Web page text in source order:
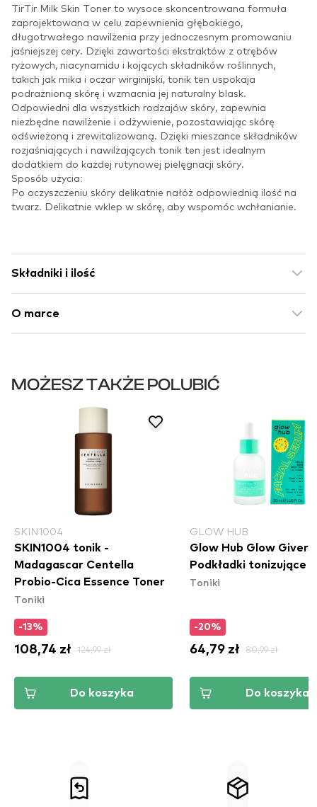
TirTir Milk Skin Toner to wysoce skoncentrowana formuła
zaprojektowana w celu zapewnienia głębokiego,
długotrwałego nawilżenia przy jednoczesnym promowaniu
jaśniejszej cery. Dzięki zawartości ekstraktów z otrębów
ryżowych, niacynamidu i kojących składników roślinnych,
takich jak mika i oczar wirginijski, tonik ten uspokaja
podrażnioną skórę i wzmacnia jej naturalny blask.
Odpowiedni dla wszystkich rodzajów skóry, zapewnia
niezbędne nawilżenie i odżywienie, pozostawiając skórę
odświeżoną i zrewitalizowaną. Dzięki mieszance składników
rozjaśniających i nawilżających tonik ten jest idealnym
dodatkiem do każdej rutynowej pielęgnacji skóry.
Sposób użycia:
Po oczyszczeniu skóry delikatnie nałóż odpowiednią ilość na
twarz. Delikatnie wklep w skórę, aby wspomóc wchłanianie.
Składniki i ilość
O marce
MOŻESZ TAKŻE POLUBIĆ
SKIN1004
SKIN1004 tonik -
Madagascar Centella
Probio-Cica Essence Toner
Toniki
-13%
108,74 zł 124,99 zł
Do koszyka
GLOW HUB
Glow Hub Glow Giver
Podkładki tonizujące
Toniki
-20%
64,79 zł 80,99 zł
Do koszyka